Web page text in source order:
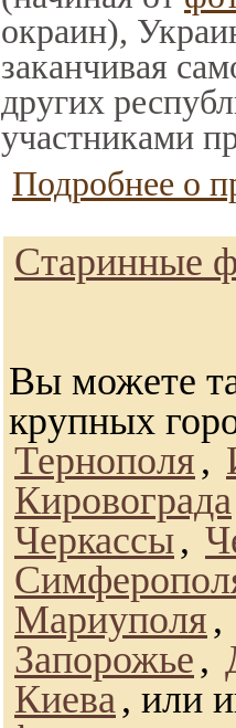
окраин),
заканчивая
других
участниками
Подробнее о
Старинные
Вы можете
крупных
Тернополя ,
Кировограда
Черкассы,
Мариуполя ,
Запорожье ,
Киева, или